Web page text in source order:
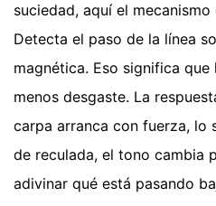
suciedad, aquí el
Detecta el paso de la línea
magnética. Eso significa
menos desgaste. La
carpa arranca con fuerza, lo
de reculada, el tono cambia
adivinar qué está pasando